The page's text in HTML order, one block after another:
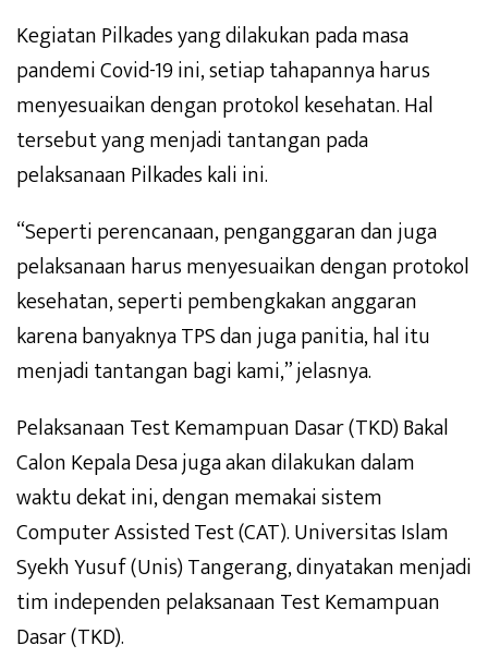
Kegiatan Pilkades yang dilakukan pada masa
pandemi Covid-19 ini, setiap tahapannya harus
menyesuaikan dengan protokol kesehatan. Hal
tersebut yang menjadi tantangan pada
pelaksanaan Pilkades kali ini.
“Seperti perencanaan, penganggaran dan juga
pelaksanaan harus menyesuaikan dengan protokol
kesehatan, seperti pembengkakan anggaran
karena banyaknya TPS dan juga panitia, hal itu
menjadi tantangan bagi kami,” jelasnya.
Pelaksanaan Test Kemampuan Dasar (TKD) Bakal
Calon Kepala Desa juga akan dilakukan dalam
waktu dekat ini, dengan memakai sistem
Computer Assisted Test (CAT). Universitas Islam
Syekh Yusuf (Unis) Tangerang, dinyatakan menjadi
tim independen pelaksanaan Test Kemampuan
Dasar (TKD).